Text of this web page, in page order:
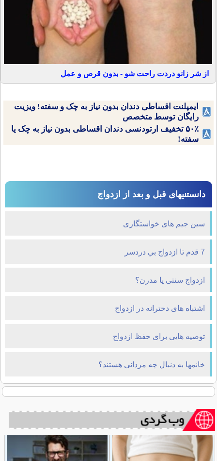
از شر زانو دردت راحت شو - بدون قرص و عمل
ایمپلنت اقساطی دندان بدون نیاز به چک و سفته! ویزیت
رایگان توسط متخصص
۵۰٪ تخفیف ارتودنسی دندان اقساطی بدون نیاز به چک یا
سفته!
دانستنیهای قبل و بعد از ازدواج
سین جیم های خواستگاری
7 قدم تا ازدواج بي دردسر
ازدواج سنتی یا مدرن؟
اشتباه های دخترانه در ازدواج
توصیه هایی برای حفظ ازدواج
خانمها به دنبال چه مردانی هستند؟